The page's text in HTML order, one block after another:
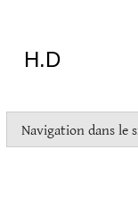
H.D
Navigation dans le